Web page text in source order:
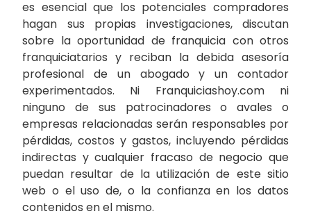
es esencial que los potenciales compradores
hagan sus propias investigaciones, discutan
sobre la oportunidad de franquicia con otros
franquiciatarios y reciban la debida asesoría
profesional de un abogado y un contador
experimentados. Ni Franquiciashoy.com ni
ninguno de sus patrocinadores o avales o
empresas relacionadas serán responsables por
pérdidas, costos y gastos, incluyendo pérdidas
indirectas y cualquier fracaso de negocio que
puedan resultar de la utilización de este sitio
web o el uso de, o la confianza en los datos
contenidos en el mismo.